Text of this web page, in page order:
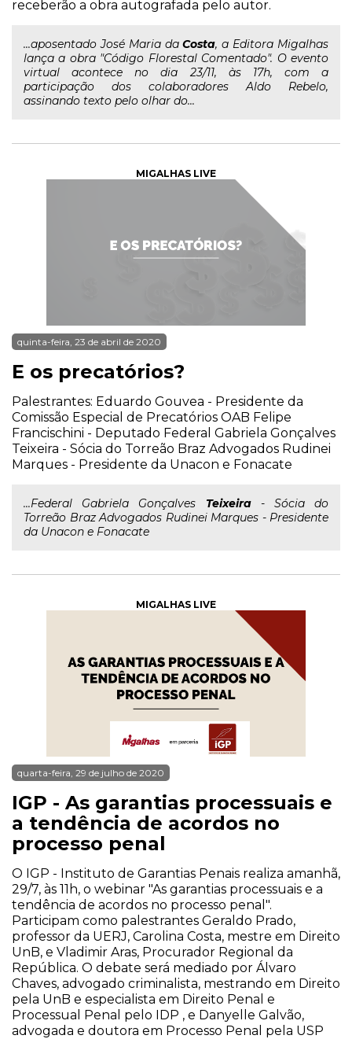
receberão a obra autografada pelo autor.
...aposentado José Maria daCosta, a Editora Migalhas
lança a obra "Código Florestal Comentado". O evento
virtual acontece no dia 23/11, às 17h, com a
participação dos colaboradores Aldo Rebelo,
assinando texto pelo olhar do...
MIGALHAS LIVE
quinta-feira, 23 de abril de 2020
E os precatórios?
Palestrantes: Eduardo Gouvea - Presidente da
Comissão Especial de Precatórios OAB Felipe
Francischini - Deputado Federal Gabriela Gonçalves
Teixeira - Sócia do Torreão Braz Advogados Rudinei
Marques - Presidente da Unacon e Fonacate
...Federal Gabriela Gonçalves Teixeira- Sócia do
Torreão Braz Advogados Rudinei Marques - Presidente
da Unacon e Fonacate
MIGALHAS LIVE
quarta-feira, 29 de julho de 2020
IGP - As garantias processuais e
a tendência de acordos no
processo penal
O IGP - Instituto de Garantias Penais realiza amanhã,
29/7, às 11h, o webinar "As garantias processuais e a
tendência de acordos no processo penal".
Participam como palestrantes Geraldo Prado,
professor da UERJ, Carolina Costa, mestre em Direito
UnB, e Vladimir Aras, Procurador Regional da
República. O debate será mediado por Álvaro
Chaves, advogado criminalista, mestrando em Direito
pela UnB e especialista em Direito Penal e
Processual Penal pelo IDP , e Danyelle Galvão,
advogada e doutora em Processo Penal pela USP